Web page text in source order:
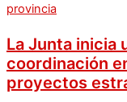
provincia
La Junta inicia
coordinación
proyectos